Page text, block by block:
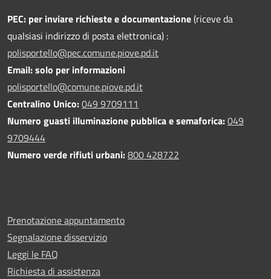
PEC: per inviare richieste e documentazione(riceve da
qualsiasi indirizzo di posta elettronica) :
polisportello@pec.comune.piove.pd.it
Email: solo per informazioni
polisportello@comune.piove.pd.it
Centralino Unico:049 9709111
Numero guasti illuminazione pubblica e semaforica:049
9709444
Numero verde rifiuti urbani:800 428722
Prenotazione appuntamento
Segnalazione disservizio
Leggi le FAQ
Richiesta di assistenza